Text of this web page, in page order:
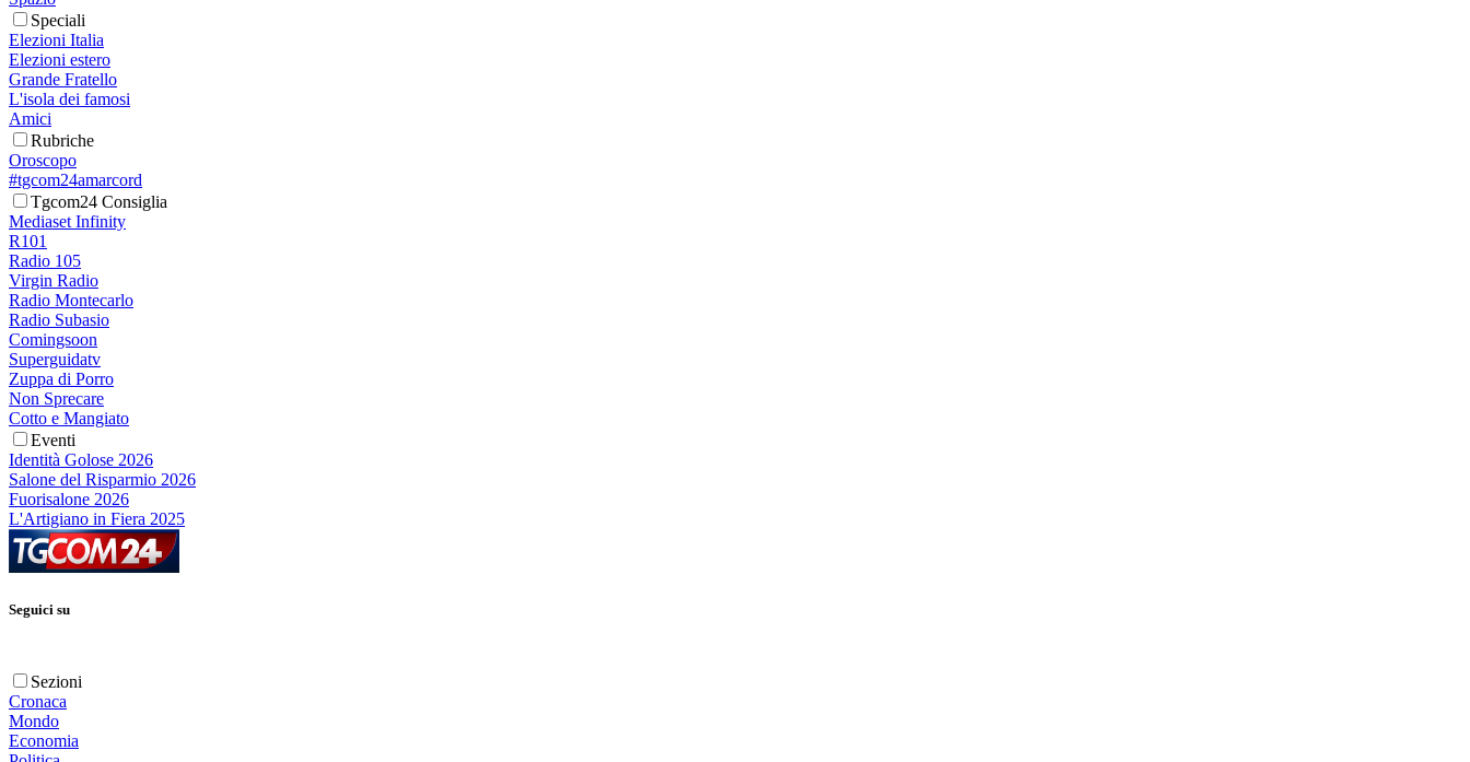
Speciali
Elezioni Italia
Elezioni estero
Grande Fratello
L'isola dei famosi
Amici
Rubriche
Oroscopo
#tgcom24amarcord
Tgcom24 Consiglia
Mediaset Infinity
R101
Radio 105
Virgin Radio
Radio Montecarlo
Radio Subasio
Comingsoon
Superguidatv
Zuppa di Porro
Non Sprecare
Cotto e Mangiato
Eventi
Identità Golose 2026
Salone del Risparmio 2026
Fuorisalone 2026
L'Artigiano in Fiera 2025
Seguici su
Sezioni
Cronaca
Mondo
Economia